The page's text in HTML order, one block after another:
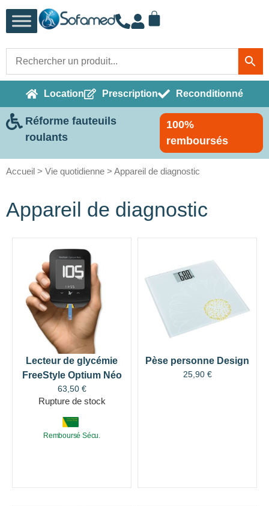
Location Prescription Reconditionné
Réforme fauteuils
roulants
100%
remboursés
Accueil > Vie quotidienne > Appareil de diagnostic
Appareil de diagnostic
Lecteur de glycémie
FreeStyle Optium Néo
63,50 €
Rupture de stock
Remboursé Sécu.
Pèse personne Design
25,90 €